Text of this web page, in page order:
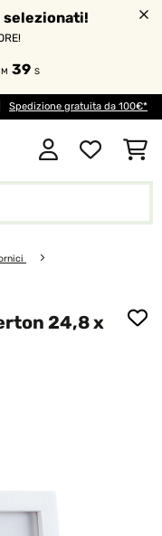
selezionati!
M 39 S
Spedizione gratuita da 100€*
24,8 x